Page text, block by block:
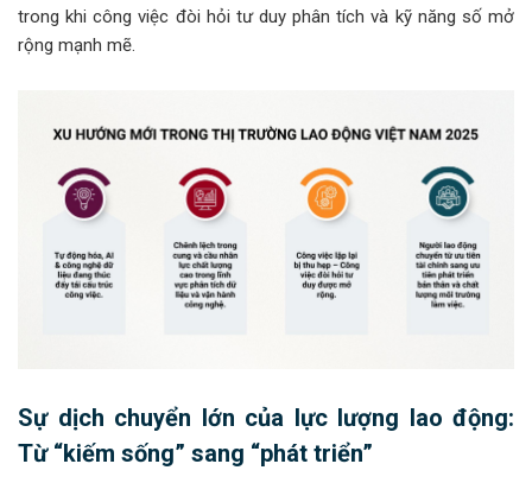
trong khi công việc đòi hỏi tư duy phân tích và kỹ năng số mở
rộng mạnh mẽ.
Sự dịch chuyển lớn của lực lượng lao động:
Từ “kiếm sống” sang “phát triển”